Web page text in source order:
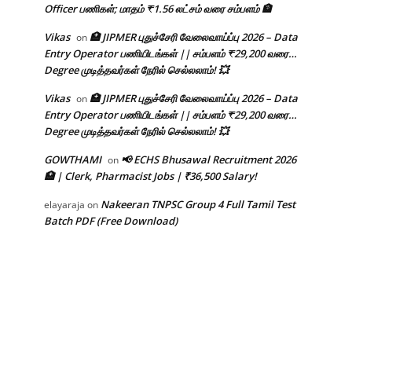
Officer பணிகள்; மாதம் ₹1.56 லட்சம் வரை சம்பளம் 🏦
Vikas on🏥 JIPMER புதுச்சேரி வேலைவாய்ப்பு 2026 – Data
Entry Operator பணியிடங்கள் || சம்பளம் ₹29,200 வரை…
Degree முடித்தவர்கள் நேரில் செல்லலாம்! 💥
Vikas on🏥 JIPMER புதுச்சேரி வேலைவாய்ப்பு 2026 – Data
Entry Operator பணியிடங்கள் || சம்பளம் ₹29,200 வரை…
Degree முடித்தவர்கள் நேரில் செல்லலாம்! 💥
GOWTHAMI on 📢 ECHS Bhusawal Recruitment 2026
🏥 | Clerk, Pharmacist Jobs | ₹36,500 Salary!
elayaraja on Nakeeran TNPSC Group 4 Full Tamil Test
Batch PDF (Free Download)